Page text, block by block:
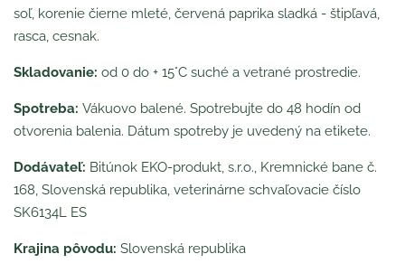
soľ, korenie čierne mleté, červená paprika sladká - štipľavá,
rasca, cesnak.
Skladovanie: od 0 do + 15°C suché a vetrané prostredie.
Spotreba: Vákuovo balené. Spotrebujte do 48 hodín od
otvorenia balenia. Dátum spotreby je uvedený na etikete.
Dodávateľ: Bitúnok EKO-produkt, s.r.o., Kremnické bane č.
168, Slovenská republika, veterinárne schvaľovacie číslo
SK6134L ES
Krajina pôvodu: Slovenská republika